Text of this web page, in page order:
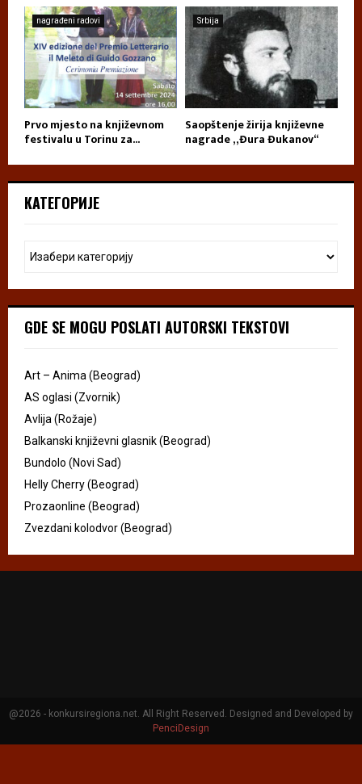
nagrađeni radovi
Prvo mjesto na književnom
festivalu u Torinu za...
Srbija
Saopštenje žirija književne
nagrade „Đura Đukanov“
КАТЕГОРИЈЕ
GDE SE MOGU POSLATI AUTORSKI TEKSTOVI
Art – Anima (Beograd)
AS oglasi (Zvornik)
Avlija (Rožaje)
Balkanski književni glasnik (Beograd)
Bundolo (Novi Sad)
Helly Cherry (Beograd)
Prozaonline (Beograd)
Zvezdani kolodvor (Beograd)
@2026 - konkursiregiona.net. All Right Reserved. Designed and Developed by
PenciDesign